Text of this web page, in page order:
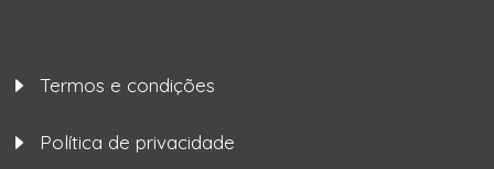
Termos e condições
Política de privacidade